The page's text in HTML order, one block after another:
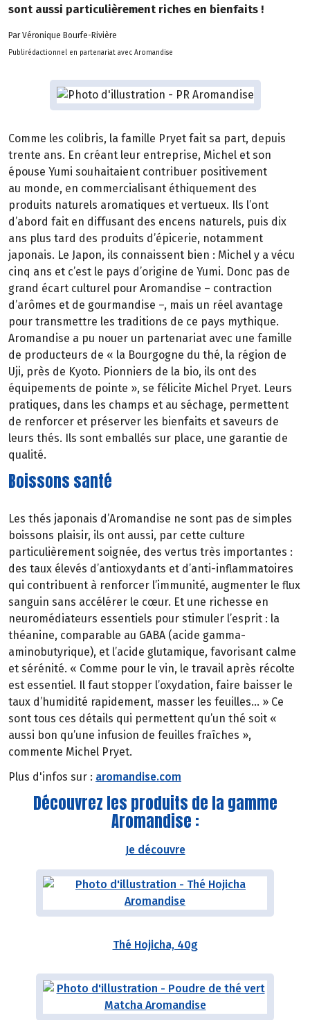
sont aussi particulièrement riches en bienfaits !
Par Véronique Bourfe-Rivière
Publirédactionnel en partenariat avec Aromandise
Comme les colibris, la famille Pryet fait sa part, depuis
trente ans. En créant leur entreprise, Michel et son
épouse Yumi souhaitaient contribuer positivement
au monde, en commercialisant éthiquement des
produits naturels aromatiques et vertueux. Ils l’ont
d’abord fait en diffusant des encens naturels, puis dix
ans plus tard des produits d’épicerie, notamment
japonais. Le Japon, ils connaissent bien : Michel y a vécu
cinq ans et c’est le pays d’origine de Yumi. Donc pas de
grand écart culturel pour Aromandise – contraction
d’arômes et de gourmandise –, mais un réel avantage
pour transmettre les traditions de ce pays mythique.
Aromandise a pu nouer un partenariat avec une famille
de producteurs de « la Bourgogne du thé, la région de
Uji, près de Kyoto. Pionniers de la bio, ils ont des
équipements de pointe », se félicite Michel Pryet. Leurs
pratiques, dans les champs et au séchage, permettent
de renforcer et préserver les bienfaits et saveurs de
leurs thés. Ils sont emballés sur place, une garantie de
qualité.
Boissons santé
Les thés japonais d’Aromandise ne sont pas de simples
boissons plaisir, ils ont aussi, par cette culture
particulièrement soignée, des vertus très importantes :
des taux élevés d’antioxydants et d’anti-inflammatoires
qui contribuent à renforcer l’immunité, augmenter le flux
sanguin sans accélérer le cœur. Et une richesse en
neuromédiateurs essentiels pour stimuler l’esprit : la
théanine, comparable au GABA (acide gamma-
aminobutyrique), et l’acide glutamique, favorisant calme
et sérénité. « Comme pour le vin, le travail après récolte
est essentiel. Il faut stopper l’oxydation, faire baisser le
taux d’humidité rapidement, masser les feuilles… » Ce
sont tous ces détails qui permettent qu’un thé soit «
aussi bon qu’une infusion de feuilles fraîches »,
commente Michel Pryet.
Plus d'infos sur : aromandise.com
Découvrez les produits de la gamme
Aromandise :
Je découvre
Thé Hojicha, 40g